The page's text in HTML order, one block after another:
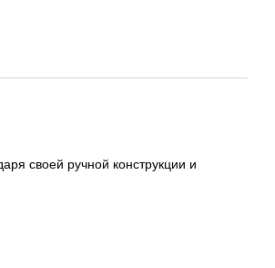
своей ручной конструкции и